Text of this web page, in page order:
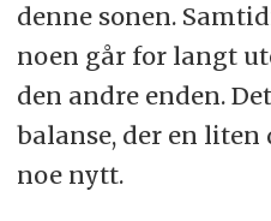
denne sonen.
noen går for langt
den andre enden.
balanse, der en liten
noe nytt.